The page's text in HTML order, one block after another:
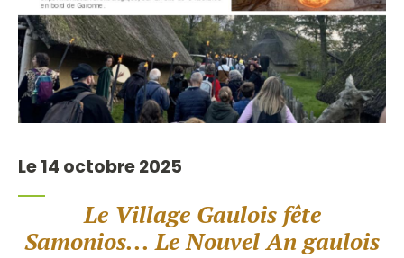
Le 14 octobre 2025
Le Village Gaulois fête
Samonios... Le Nouvel An gaulois